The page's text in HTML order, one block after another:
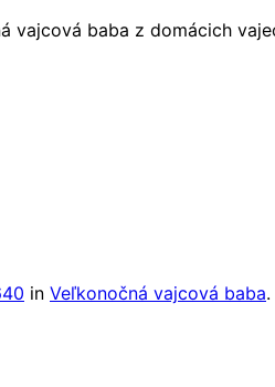
vajcová baba z domácich
in Veľkonočná vajcová baba